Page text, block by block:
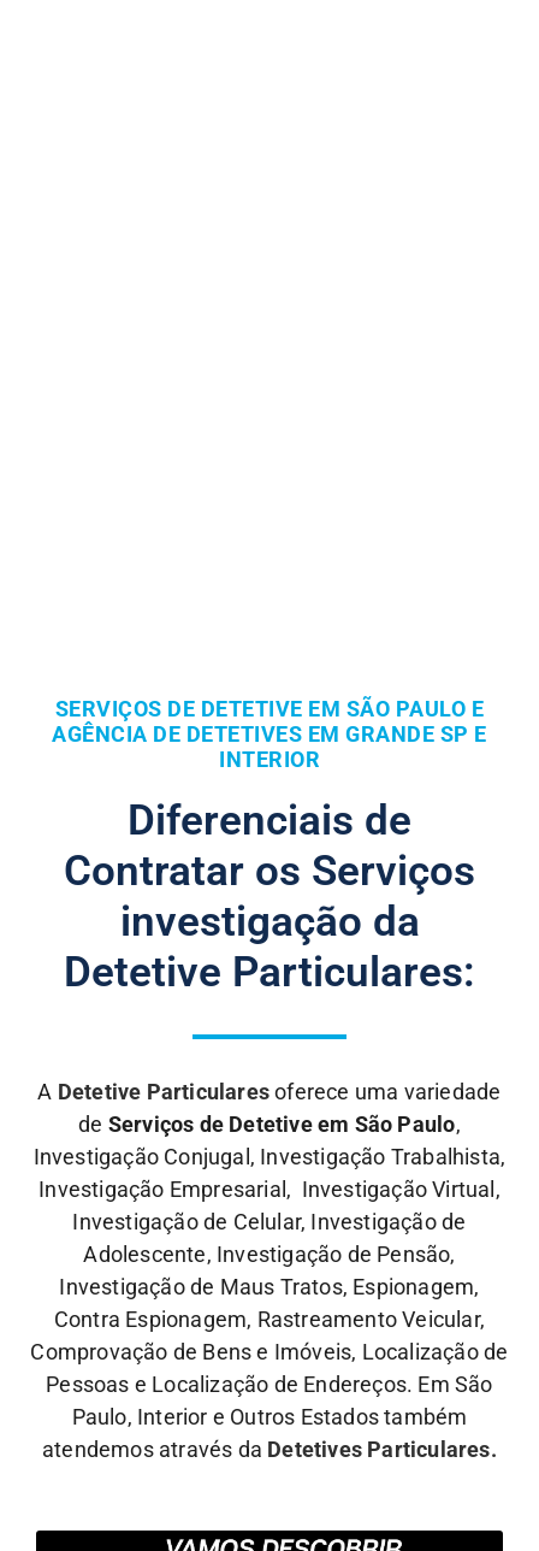
SERVIÇOS DE DETETIVE EM SÃO PAULO E
AGÊNCIA DE DETETIVES EM GRANDE SP E
INTERIOR
Diferenciais de
Contratar os Serviços
investigação da
Detetive Particulares:
A Detetive Particularesoferece uma variedade
de Serviços de Detetive em São Paulo,
Investigação Conjugal, Investigação Trabalhista,
Investigação Empresarial, Investigação Virtual,
Investigação de Celular, Investigação de
Adolescente, Investigação de Pensão,
Investigação de Maus Tratos, Espionagem,
Contra Espionagem, Rastreamento Veicular,
Comprovação de Bens e Imóveis, Localização de
Pessoas e Localização de Endereços. Em São
Paulo, Interior e Outros Estados também
atendemos através da Detetives Particulares.